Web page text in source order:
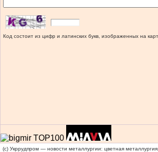
Код состоит из цифр и латинских букв, изображенных на
(c) Укррудпром — новости металлургии: цветная